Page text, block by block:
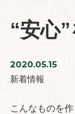
“安心
2020.05.15
新着情報
こんなものを作